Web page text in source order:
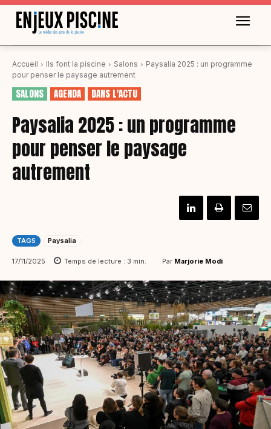
Accueil Ils font la piscine Salons
Paysalia 2025 : un programme
pour penser le paysage autrement
SALONS AGENDA DANS L'ACTU
Paysalia 2025 : un programme
pour penser le paysage
autrement
TAGS Paysalia
17/11/2025 Temps de lecture : 3 min. Par Marjorie Modi